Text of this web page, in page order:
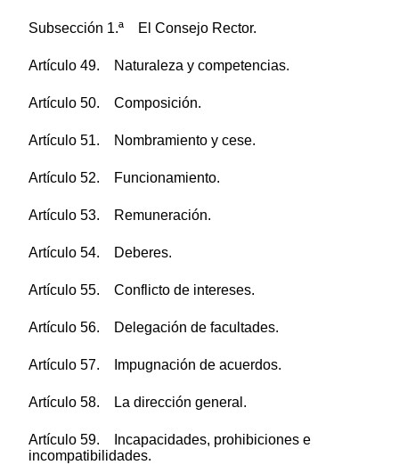
Subsección 1.ª El Consejo Rector.
Artículo 49. Naturaleza y competencias.
Artículo 50. Composición.
Artículo 51. Nombramiento y cese.
Artículo 52. Funcionamiento.
Artículo 53. Remuneración.
Artículo 54. Deberes.
Artículo 55. Conflicto de intereses.
Artículo 56. Delegación de facultades.
Artículo 57. Impugnación de acuerdos.
Artículo 58. La dirección general.
Artículo 59. Incapacidades, prohibiciones e
incompatibilidades.